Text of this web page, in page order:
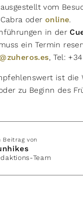
vom
oder online.
in der
ein Termin
, Tel:
ist die
zu Beginn des
Beitrag von
Team